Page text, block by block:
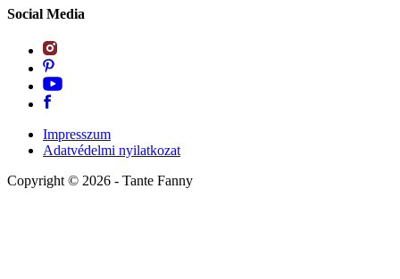
Social Media
Impresszum
Adatvédelmi nyilatkozat
Copyright © 2026 - Tante Fanny